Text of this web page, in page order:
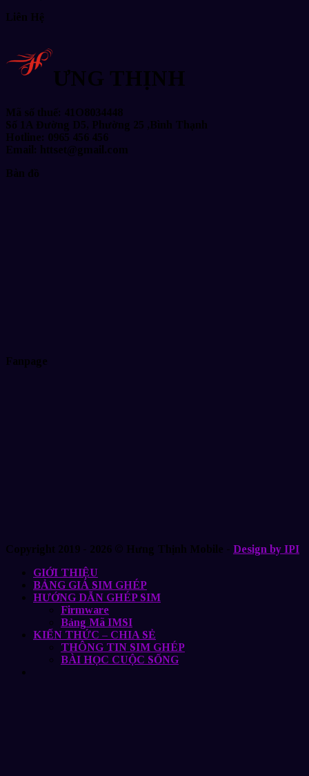
Liên Hệ
ƯNG THỊNH
Mã số thuế: 41O8034448
Số 1A Đường D5, Phường 25 ,Bình Thạnh
Hotline: 0965 456 456
Email: httset@gmail.com
Bàn đồ
Fanpage
Copyright 2019 - 2026 © Hưng Thịnh Mobile - Design by IPI
GIỚI THIỆU
BẢNG GIÁ SIM GHÉP
HƯỚNG DẪN GHÉP SIM
Firmware
Bảng Mã IMSI
KIẾN THỨC – CHIA SẺ
THÔNG TIN SIM GHÉP
BÀI HỌC CUỘC SỐNG